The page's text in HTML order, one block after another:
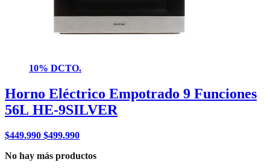
10% DCTO.
Horno Eléctrico Empotrado 9 Funciones
56L HE-9SILVER
$449.990 $499.990
No hay más productos